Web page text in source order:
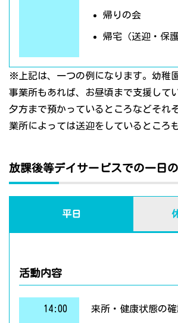
帰りの会
帰宅（送迎・保
※上記は、一つの例になります。幼稚
事業所もあれば、お昼頃まで支援して
夕方まで預かっているところなどそれ
業所によっては送迎をしているところ
放課後等デイサービスでの一日
平日
活動内容
14:00 来所・健康状態の